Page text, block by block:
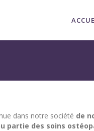
dans notre société de
partie des soins